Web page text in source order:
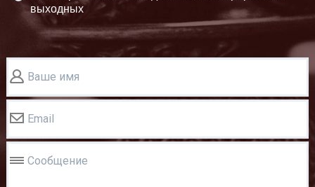
выходных
Ваше имя
Email
Сообщение